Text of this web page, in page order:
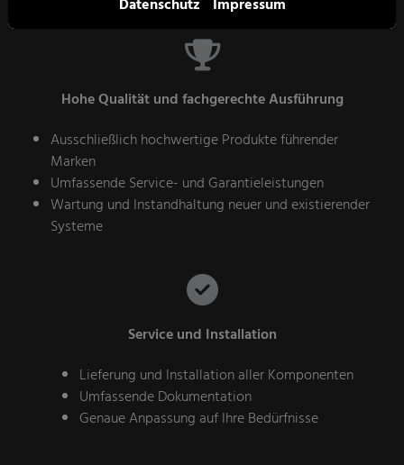
Hohe Qualität und fachgerechte Ausführung
Ausschließlich hochwertige Produkte führender
Marken
Umfassende Service- und Garantieleistungen
Wartung und Instandhaltung neuer und existierender
Systeme
Service und Installation
Lieferung und Installation aller Komponenten
Umfassende Dokumentation
Genaue Anpassung auf Ihre Bedürfnisse